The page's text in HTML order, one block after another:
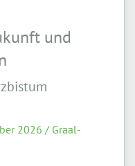
und
2026 / Graal-